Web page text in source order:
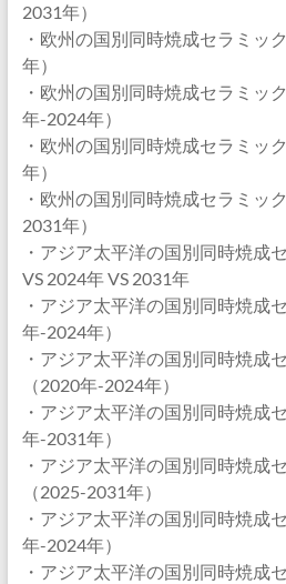
2031年）
・欧州の国別同時焼成セラミッ
年）
・欧州の国別同時焼成セラミッ
年-2024年）
・欧州の国別同時焼成セラミッ
年）
・欧州の国別同時焼成セラミッ
2031年）
・アジア太平洋の国別同時焼成
VS 2024年 VS 2031年
・アジア太平洋の国別同時焼成
年-2024年）
・アジア太平洋の国別同時焼成
（2020年-2024年）
・アジア太平洋の国別同時焼成
年-2031年）
・アジア太平洋の国別同時焼成
（2025-2031年）
・アジア太平洋の国別同時焼成
年-2024年）
・アジア太平洋の国別同時焼成